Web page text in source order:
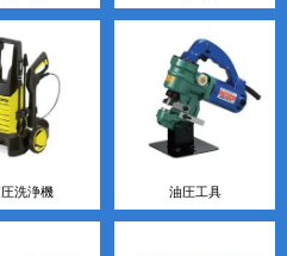
洗浄機 油圧工具